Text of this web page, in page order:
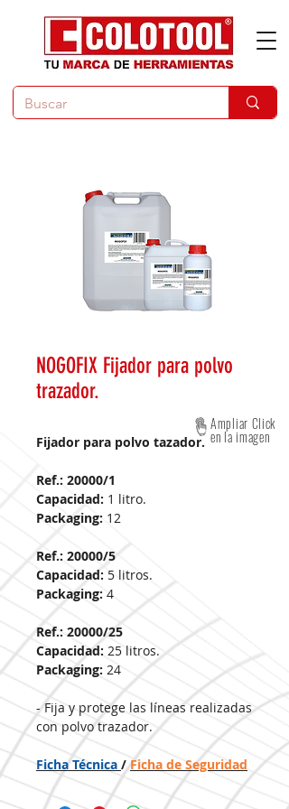
NOGOFIX Fijador para polvo
trazador.
Fijador para polvo tazador.
Ref.: 20000/1
Capacidad: 1 litro.
Packaging: 12
Ref.: 20000/5
Capacidad: 5 litros.
Packaging: 4
Ref.: 20000/25
Capacidad: 25 litros.
Packaging: 24
- Fija y protege las líneas realizadas
con polvo trazador.
Ficha Técnica /Ficha de Seguridad
Ampliar Click
en la imagen